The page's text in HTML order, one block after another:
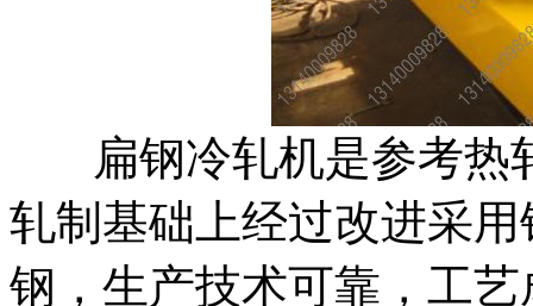
扁钢冷轧机是参考热
轧制基础上经过改进采
钢，生产技术可靠，工